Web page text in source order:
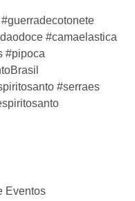
#camaelastica
#pipoca
#serraes
Eventos